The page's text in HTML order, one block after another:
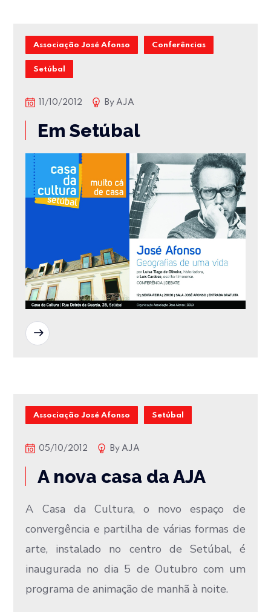
Associação José Afonso Conferências
Setúbal
11/10/2012 ByAJA
Em Setúbal
Associação José Afonso Setúbal
05/10/2012 ByAJA
A nova casa da AJA
A Casa da Cultura, o novo espaço de
convergência e partilha de várias formas de
arte, instalado no centro de Setúbal, é
inaugurada no dia 5 de Outubro com um
programa de animação de manhã à noite.